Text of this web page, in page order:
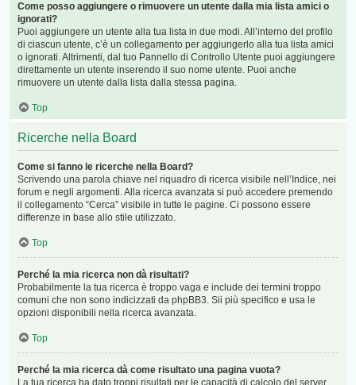
Come posso aggiungere o rimuovere un utente dalla mia lista amici o
ignorati?
Puoi aggiungere un utente alla tua lista in due modi. All’interno del profilo
di ciascun utente, c’è un collegamento per aggiungerlo alla tua lista amici
o ignorati. Altrimenti, dal tuo Pannello di Controllo Utente puoi aggiungere
direttamente un utente inserendo il suo nome utente. Puoi anche
rimuovere un utente dalla lista dalla stessa pagina.
Top
Ricerche nella Board
Come si fanno le ricerche nella Board?
Scrivendo una parola chiave nel riquadro di ricerca visibile nell’Indice, nei
forum e negli argomenti. Alla ricerca avanzata si può accedere premendo
il collegamento “Cerca” visibile in tutte le pagine. Ci possono essere
differenze in base allo stile utilizzato.
Top
Perché la mia ricerca non dà risultati?
Probabilmente la tua ricerca è troppo vaga e include dei termini troppo
comuni che non sono indicizzati da phpBB3. Sii più specifico e usa le
opzioni disponibili nella ricerca avanzata.
Top
Perché la mia ricerca dà come risultato una pagina vuota?